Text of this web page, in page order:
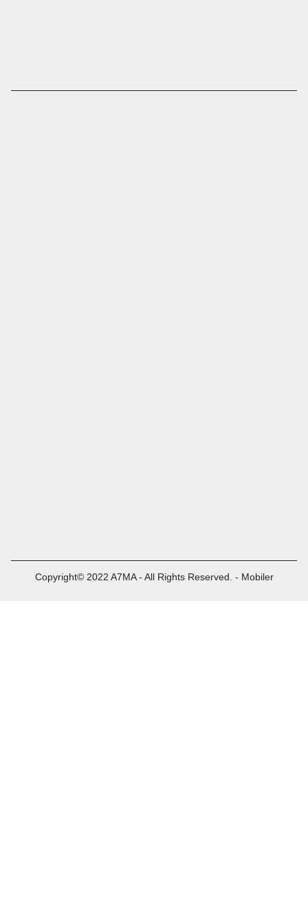
Copyright© 2022 A7MA - All Rights Reserved. - Mobiler